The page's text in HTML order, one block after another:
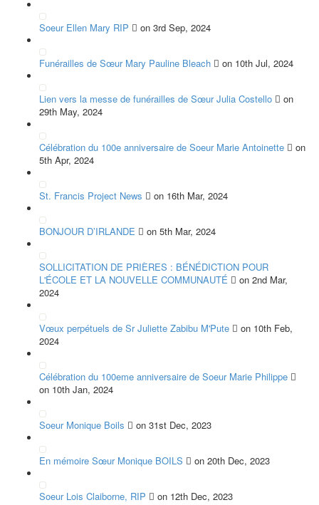
Soeur Ellen Mary RIP on 3rd Sep, 2024
Funérailles de Sœur Mary Pauline Bleach on 10th Jul, 2024
Lien vers la messe de funérailles de Sœur Julia Costello
on
29th May, 2024
Célébration du 100e anniversaire de Soeur Marie Antoinette
on
5th Apr, 2024
St. Francis Project News on 16th Mar, 2024
BONJOUR D’IRLANDE on 5th Mar, 2024
SOLLICITATION DE PRIÈRES : BÉNÉDICTION POUR
L'ÉCOLE ET LA NOUVELLE COMMUNAUTÉ
on 2nd Mar,
2024
Vœux perpétuels de Sr Juliette Zabibu M'Pute
on 10th Feb,
2024
Célébration du 100eme anniversaire de Soeur Marie Philippe
on 10th Jan, 2024
Soeur Monique Boils on 31st Dec, 2023
En mémoire Sœur Monique BOILS on 20th Dec, 2023
Soeur Lois Claiborne, RIP on 12th Dec, 2023